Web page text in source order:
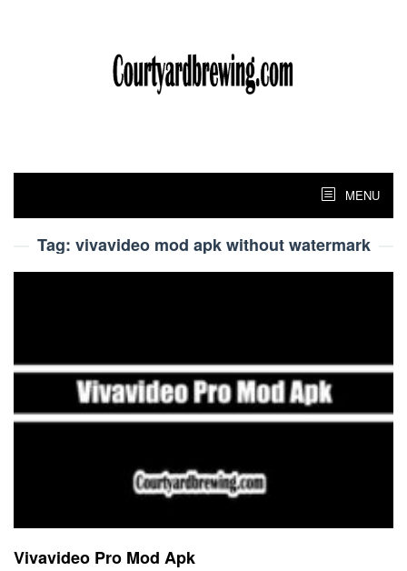
MENU
Tag: vivavideo mod apk without watermark
Vivavideo Pro Mod Apk